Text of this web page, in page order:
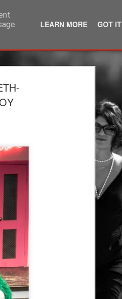
LEARN MORE GOT IT
| 3ος χρόνος |
Στέργιος Ιωάννου
Μάρω Βαμβουνάκη
- Κοστούμια: Δρώμενων
Γαλάνη Βίντεο-
η Ρηνιώ Κουρδάκη
2026 κάθε Τρίτη στις